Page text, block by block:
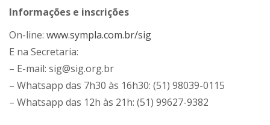
Informações e inscrições
On-line: www.sympla.com.br/sig
E na Secretaria:
– E-mail: sig@sig.org.br
– Whatsapp das 7h30 às 16h30: (51) 98039-0115
– Whatsapp das 12h às 21h: (51) 99627-9382